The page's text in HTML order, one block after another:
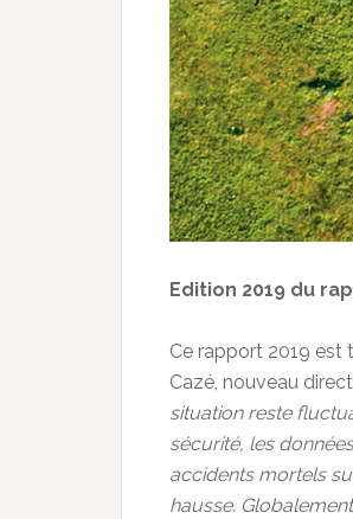
Edition 2019 du
Ce rapport 2019 est
Cazé, nouveau
situation reste
sécurité, les
accidents mortels
hausse.